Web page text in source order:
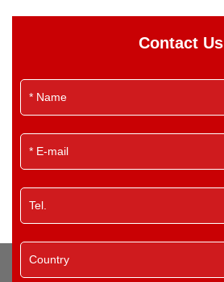
Contact Us